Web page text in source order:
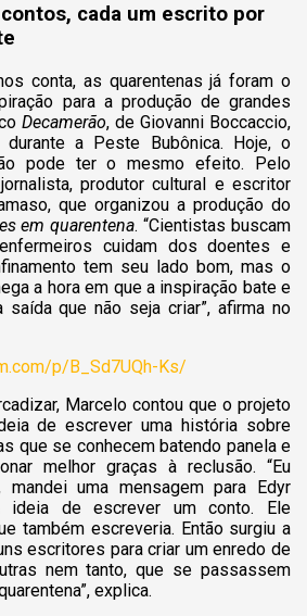
cada um escrito por
conta, as quarentenas já foram o
para a produção de grandes
Decamerão, de Giovanni Boccaccio,
a Peste Bubônica. Hoje, o
pode ter o mesmo efeito. Pelo
produtor cultural e escritor
que organizou a produção do
em quarentena. “Cientistas buscam
cuidam dos doentes e
tem seu lado bom, mas o
a hora em que a inspiração bate e
que não seja criar”, afirma no
p/B_Sd7UQh-Ks/
Marcelo contou que o projeto
de escrever uma história sobre
que se conhecem batendo panela e
melhor graças à reclusão. “Eu
mandei uma mensagem para Edyr
de escrever um conto. Ele
também escreveria. Então surgiu a
escritores para criar um enredo de
nem tanto, que se passassem
explica.